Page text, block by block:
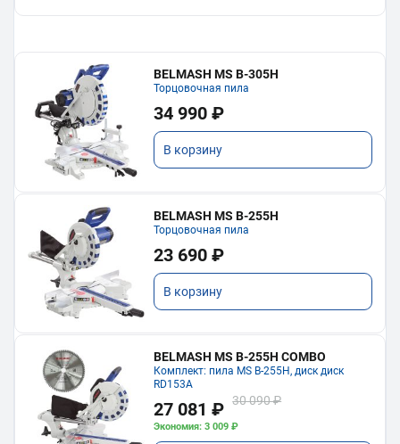
BELMASH MS B-305H
Торцовочная пила
34 990 ₽
В корзину
BELMASH MS B-255H
Торцовочная пила
23 690 ₽
В корзину
BELMASH MS B-255H COMBO
Комплект: пила MS B-255H, диск диск
RD153A
27 081 ₽ 30 090 ₽
Экономия: 3 009 ₽